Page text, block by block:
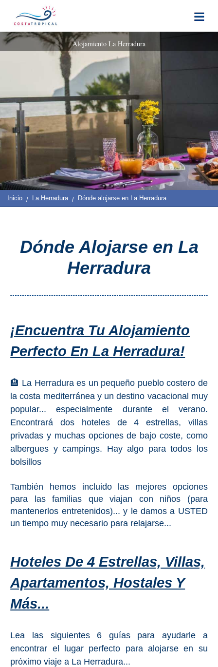
Inicio |
Contacto
Quiénes
Somos
Destinos
Ver
Y
Hacer
Planificación
➜
Almuñécar
Herradura
COSTA
➜
Mijas
PROVINCES
➜
Granada
➜
Lanjarón
Pampaneira
Bubión
Alojamiento La Herradura
Inicio La Herradura Dónde alojarse en La Herradura
Dónde Alojarse en La
Herradura
¡Encuentra Tu Alojamiento
Perfecto En La Herradura!
🏨 La Herradura es un pequeño pueblo costero de
la costa mediterránea y un destino vacacional muy
popular... especialmente durante el verano.
Encontrará dos hoteles de 4 estrellas, villas
privadas y muchas opciones de bajo coste, como
albergues y campings. Hay algo para todos los
bolsillos
También hemos incluido las mejores opciones
para las familias que viajan con niños (para
mantenerlos entretenidos)... y le damos a USTED
un tiempo muy necesario para relajarse...
Hoteles De 4 Estrellas, Villas,
Apartamentos, Hostales Y
Más...
Lea las siguientes 6 guías para ayudarle a
encontrar el lugar perfecto para alojarse en su
próximo viaje a La Herradura...